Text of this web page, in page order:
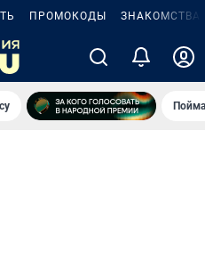
ПРОМОКОДЫ ЗНАКОМСТВА